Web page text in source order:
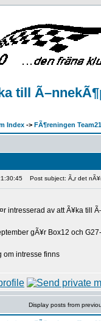
till
Index -> FÃ¶reningen
Post subject: Ã„r det
intresserad av att Ã¥ka till
gÃ¥r Box12 och
om intresse finns
Display posts from